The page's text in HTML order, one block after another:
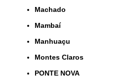
Machado
Mambaí
Manhuaçu
Montes Claros
PONTE NOVA